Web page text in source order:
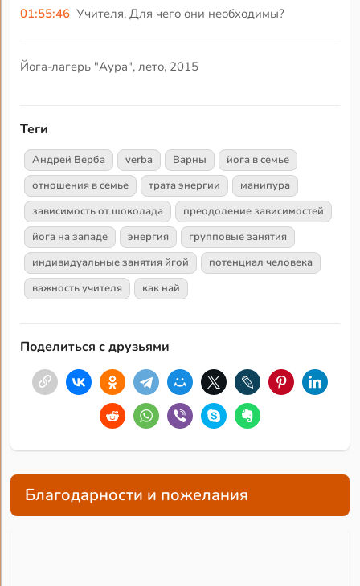
01:55:46 Учителя. Для чего они необходимы?
Йога-лагерь "Аура", лето, 2015
Теги
Андрей Верба verba Варны
йога в семье
отношения в семье
трата энергии
манипура
зависимость от шоколада
преодоление зависимостей
йога на западе
энергия
групповые занятия
индивидуальные занятия йгой
потенциал человека
важность учителя
как най
Поделиться с друзьями
Благодарности и пожелания